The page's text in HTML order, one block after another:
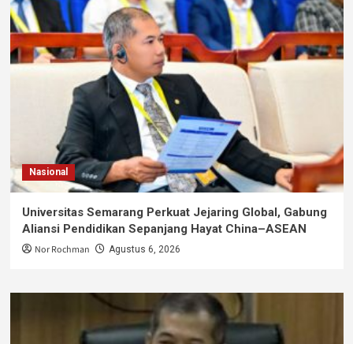
Nasional
Universitas Semarang Perkuat Jejaring Global, Gabung
Aliansi Pendidikan Sepanjang Hayat China–ASEAN
Nor Rochman Agustus 6, 2026